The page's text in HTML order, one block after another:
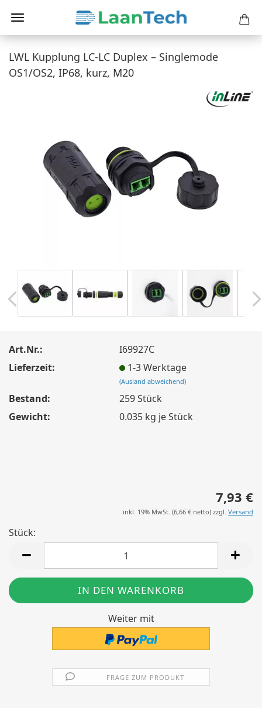
LWL Kupplung LC-LC Duplex – Singlemode
OS1/OS2, IP68, kurz, M20
Art.Nr.:
I69927C
Lieferzeit:
1-3 Werktage
(Ausland abweichend)
Bestand: 259Stück
Gewicht:
0.035 kg je Stück
7,93 €
inkl. 19% MwSt. (6,66 € netto) zzgl. Versand
Stück:
Weiter mit
FRAGE ZUM PRODUKT